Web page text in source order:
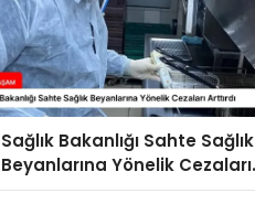
Sağlık Bakanlığı Sahte Sağlık
Beyanlarına Yönelik Cezaları
Arttırdı